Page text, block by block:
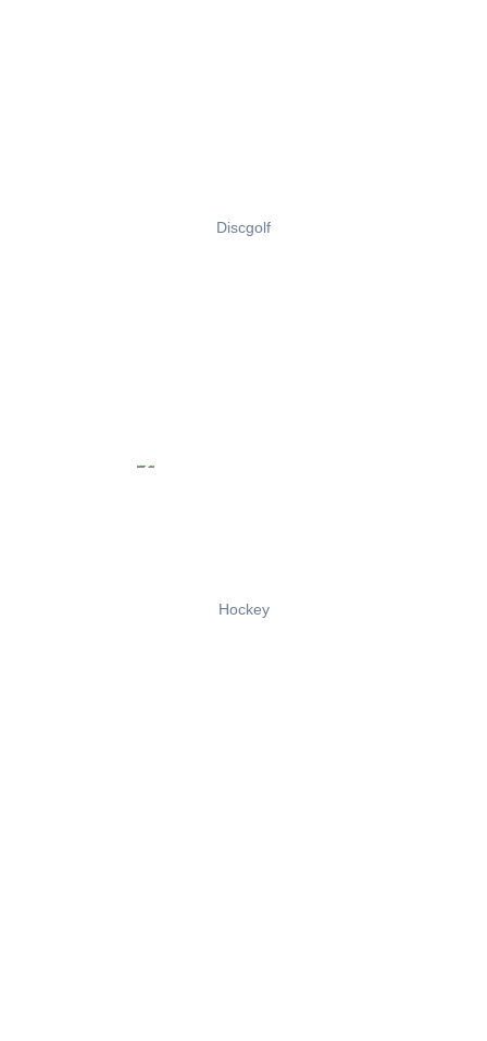
Discgolf
Hockey